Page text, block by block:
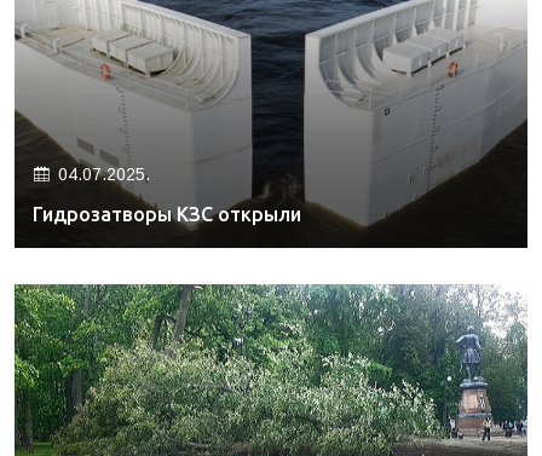
04.07.2025.
Гидрозатворы КЗС открыли